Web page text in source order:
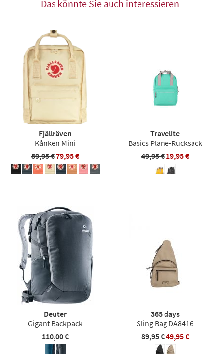
Das könnte Sie auch interessieren
Fjällräven
Kånken Mini
89,95 €79,95 €
Travelite
Basics Plane-Rucksack
49,95 € 19,95 €
Deuter
Gigant Backpack
110,00 €
365 days
Sling Bag DA8416
89,95 €49,95 €